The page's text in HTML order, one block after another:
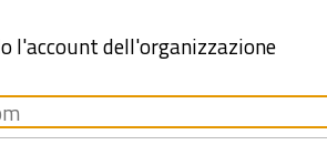
l'account dell'organizzazione